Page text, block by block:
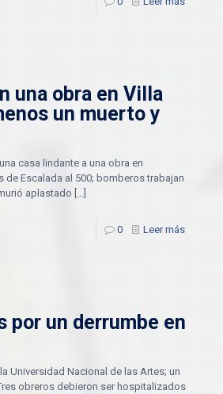
una obra en Villa
un muerto y
casa lindante a una obra en
de Escalada al 500; bomberos trabajan
aplastado […]
0 Leer más
por un derrumbe en
Universidad Nacional de las Artes; un
obreros debieron ser hospitalizados